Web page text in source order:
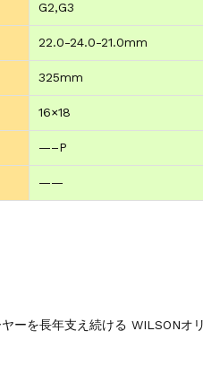
G2,G3
22.0-24.0-21.0mm
325mm
16×18
—–P
——
ーを長年支え続ける WILSONオ